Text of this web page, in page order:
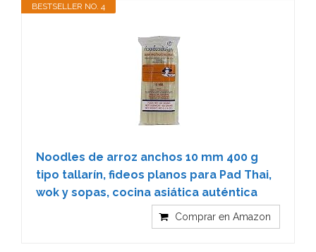
BESTSELLER NO. 4
Noodles de arroz anchos 10 mm 400 g
tipo tallarín, fideos planos para Pad Thai,
wok y sopas, cocina asiática auténtica
Comprar en Amazon